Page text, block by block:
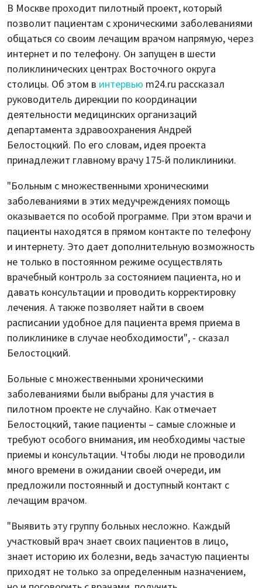
В Москве проходит пилотный проект, который
позволит пациентам с хроническими заболеваниями
общаться со своим лечащим врачом напрямую, через
интернет и по телефону. Он запущен в шести
поликлинических центрах Восточного округа
столицы. Об этом в интервью m24.ru рассказал
руководитель дирекции по координации
деятельности медицинских организаций
департамента здравоохранения Андрей
Белостоцкий. По его словам, идея проекта
принадлежит главному врачу 175-й поликлиники.
"Больным с множественными хроническими
заболеваниями в этих медучреждениях помощь
оказывается по особой программе. При этом врачи и
пациенты находятся в прямом контакте по телефону
и интернету. Это дает дополнительную возможность
не только в постоянном режиме осуществлять
врачебный контроль за состоянием пациента, но и
давать консультации и проводить корректировку
лечения. А также позволяет найти в своем
расписании удобное для пациента время приема в
поликлинике в случае необходимости", - сказал
Белостоцкий.
Больные с множественными хроническими
заболеваниями были выбраны для участия в
пилотном проекте не случайно. Как отмечает
Белостоцкий, такие пациенты – самые сложные и
требуют особого внимания, им необходимы частые
приемы и консультации. Чтобы люди не проводили
много времени в ожидании своей очереди, им
предложили постоянный и доступный контакт с
лечащим врачом.
"Выявить эту группу больных несложно. Каждый
участковый врач знает своих пациентов в лицо,
знает историю их болезни, ведь зачастую пациенты
приходят не только за определенным назначением,